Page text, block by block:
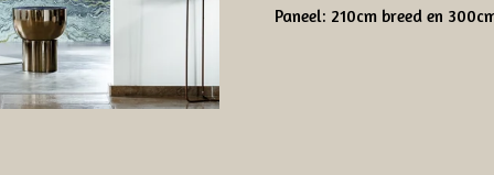
Paneel: 210cm breed en